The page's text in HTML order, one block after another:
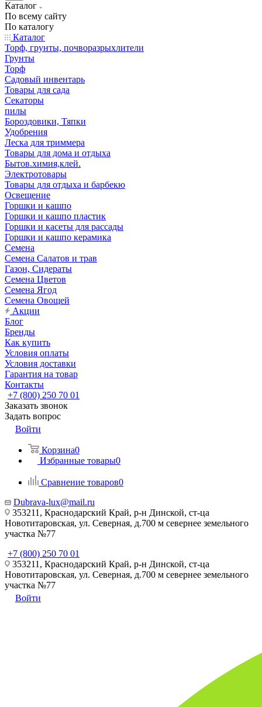
Каталог
По всему сайту
По каталогу
Каталог
Торф, грунты, почворазрыхлители
Грунты
Торф
Садовый инвентарь
Товары для сада
Секаторы
пилы
Бороздовики, Тяпки
Удобрения
Леска для триммера
Товары для дома и отдыха
Бытов.химия,клей.
Электротовары
Товары для отдыха и барбекю
Освещение
Горшки и кашпо
Горшки и кашпо пластик
Горшки и касеты для рассады
Горшки и кашпо керамика
Семена
Семена Салатов и трав
Газон, Сидераты
Семена Цветов
Семена Ягод
Семена Овощей
Акции
Блог
Бренды
Как купить
Условия оплаты
Условия доставки
Гарантия на товар
Контакты
+7 (800) 250 70 01
Заказать звонок
Задать вопрос
Войти
Корзина0
Избранные товары0
Сравнение товаров0
Dubrava-lux@mail.ru
353211, Краснодарский Край, р-н Динской, ст-ца
Новотитаровская, ул. Северная, д.700 м севернее земельного
участка №77
+7 (800) 250 70 01
353211, Краснодарский Край, р-н Динской, ст-ца
Новотитаровская, ул. Северная, д.700 м севернее земельного
участка №77
Войти